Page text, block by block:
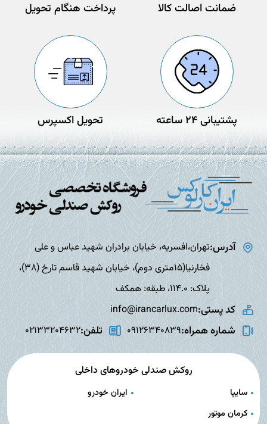
ضمانت اصالت کالا پرداخت هنگام تحویل
پشتیبانی 24 ساعته تحویل اکسپرس
آدرس:تهران،افسریه، خیابان برادران شهید عباس و علی
فخارنیا(15متری دوم)، خیابان شهید قاسم تارخ (38)،
پلاک: 114.0، طبقه: همکف
کد پستی:info@irancarlux.com
شماره همراه:09126340839 تلفن:02133204632
روکش صندلی خودروهای داخلی
سایپا
ایران خودرو
کرمان موتور